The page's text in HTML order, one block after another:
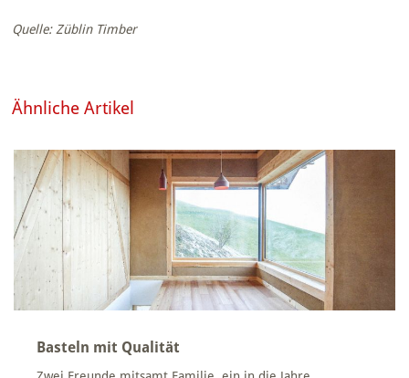
Quelle: Züblin Timber
Ähnliche Artikel
Basteln mit Qualität